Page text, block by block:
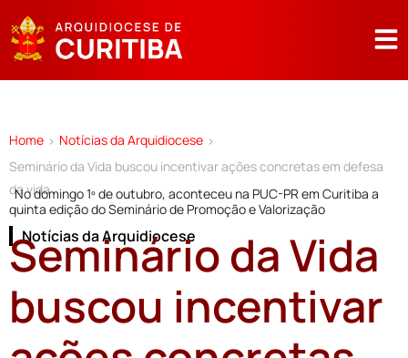
Home > Notícias da Arquidiocese >
Seminário da Vida buscou incentivar ações concretas em defesa
da vida
No domingo 1º de outubro, aconteceu na PUC-PR em Curitiba a
quinta edição do Seminário de Promoção e Valorização
Notícias da Arquidiocese
Seminário da Vida
buscou incentivar